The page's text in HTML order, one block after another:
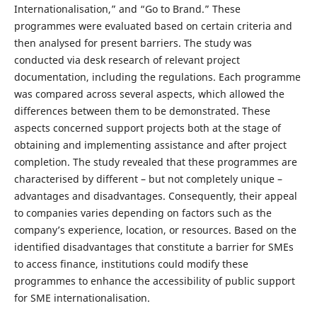
Internationalisation,” and “Go to Brand.” These
programmes were evaluated based on certain criteria and
then analysed for present barriers. The study was
conducted via desk research of relevant project
documentation, including the regulations. Each programme
was compared across several aspects, which allowed the
differences between them to be demonstrated. These
aspects concerned support projects both at the stage of
obtaining and implementing assistance and after project
completion. The study revealed that these programmes are
characterised by different – but not completely unique –
advantages and disadvantages. Consequently, their appeal
to companies varies depending on factors such as the
company’s experience, location, or resources. Based on the
identified disadvantages that constitute a barrier for SMEs
to access finance, institutions could modify these
programmes to enhance the accessibility of public support
for SME internationalisation.